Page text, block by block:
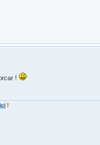
!
ici !